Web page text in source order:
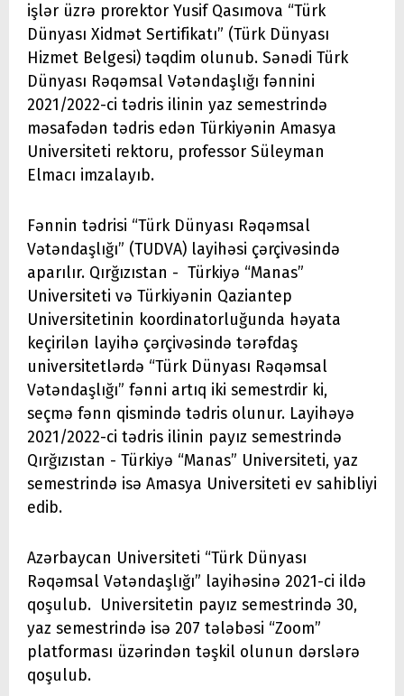
işlər üzrə prorektor Yusif Qasımova “Türk
Dünyası Xidmət Sertifikatı” (Türk Dünyası
Hizmet Belgesi) təqdim olunub. Sənədi Türk
Dünyası Rəqəmsal Vətəndaşlığı fənnini
2021/2022-ci tədris ilinin yaz semestrində
məsafədən tədris edən Türkiyənin Amasya
Universiteti rektoru, professor Süleyman
Elmacı imzalayıb.
Fənnin tədrisi “Türk Dünyası Rəqəmsal
Vətəndaşlığı” (TUDVA) layihəsi çərçivəsində
aparılır. Qırğızıstan - Türkiyə “Manas”
Universiteti və Türkiyənin Qaziantep
Universitetinin koordinatorluğunda həyata
keçirilən layihə çərçivəsində tərəfdaş
universitetlərdə “Türk Dünyası Rəqəmsal
Vətəndaşlığı” fənni artıq iki semestrdir ki,
seçmə fənn qismində tədris olunur. Layihəyə
2021/2022-ci tədris ilinin payız semestrində
Qırğızıstan - Türkiyə “Manas” Universiteti, yaz
semestrində isə Amasya Universiteti ev sahibliyi
edib.
Azərbaycan Universiteti “Türk Dünyası
Rəqəmsal Vətəndaşlığı” layihəsinə 2021-ci ildə
qoşulub. Universitetin payız semestrində 30,
yaz semestrində isə 207 tələbəsi “Zoom”
platforması üzərindən təşkil olunun dərslərə
qoşulub.